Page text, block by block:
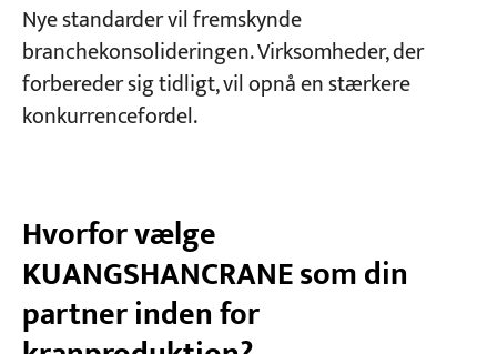
Nye standarder vil fremskynde
branchekonsolideringen. Virksomheder, der
forbereder sig tidligt, vil opnå en stærkere
konkurrencefordel.
Hvorfor vælge
KUANGSHANCRANE som din
partner inden for